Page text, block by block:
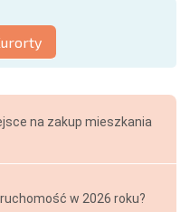
na zakup mieszkania
w 2026 roku?